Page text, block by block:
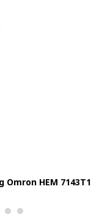
HEM 7143T1